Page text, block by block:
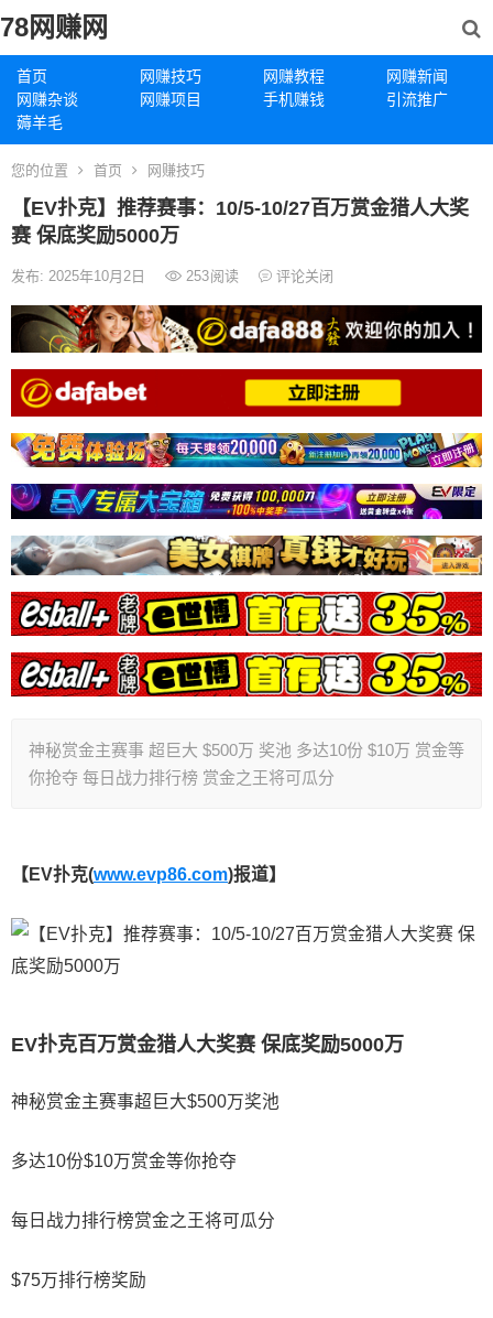
78网赚网
首页 网赚技巧 网赚教程
网赚新闻
网赚杂谈
网赚项目 手机赚钱
引流推广
薅羊毛
您的位置 首页 网赚技巧
【EV扑克】推荐赛事：10/5-10/27百万赏金猎人大奖
赛 保底奖励5000万
发布: 2025年10月2日 253阅读 评论关闭
神秘赏金主赛事 超巨大 $500万 奖池 多达10份 $10万 赏金等
你抢夺 每日战力排行榜 赏金之王将可瓜分
【EV扑克(www.evp86.com)报道】
EV扑克百万赏金猎人大奖赛 保底奖励5000万
神秘赏金主赛事超巨大$500万奖池
多达10份$10万赏金等你抢夺
每日战力排行榜赏金之王将可瓜分
$75万排行榜奖励